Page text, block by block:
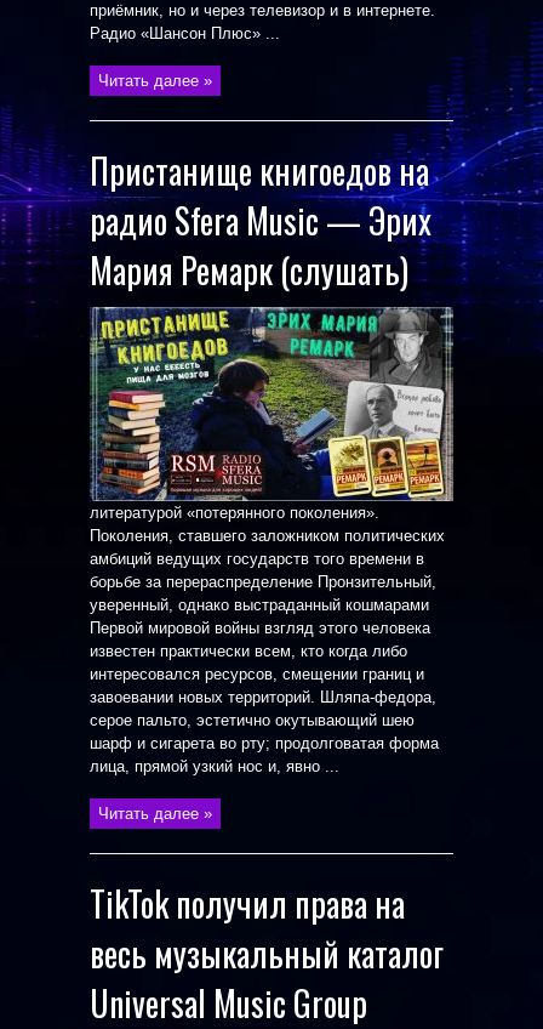
приёмник, но и через телевизор и в интернете.
Радио «Шансон Плюс» ...
Читать далее »
Пристанище книгоедов на
радио Sfera Music — Эрих
Мария Ремарк (слушать)
литературой «потерянного поколения».
Поколения, ставшего заложником политических
амбиций ведущих государств того времени в
борьбе за перераспределение Пронзительный,
уверенный, однако выстраданный кошмарами
Первой мировой войны взгляд этого человека
известен практически всем, кто когда либо
интересовался ресурсов, смещении границ и
завоевании новых территорий. Шляпа-федора,
серое пальто, эстетично окутывающий шею
шарф и сигарета во рту; продолговатая форма
лица, прямой узкий нос и, явно ...
Читать далее »
TikTok получил права на
весь музыкальный каталог
Universal Music Group